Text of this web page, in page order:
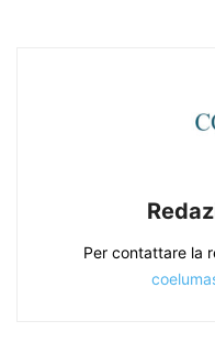
Per contattare la